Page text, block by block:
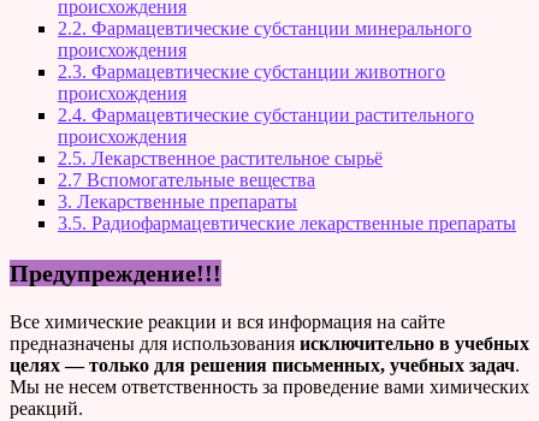
происхождения
2.2. Фармацевтические субстанции минерального
происхождения
2.3. Фармацевтические субстанции животного
происхождения
2.4. Фармацевтические субстанции растительного
происхождения
2.5. Лекарственное растительное сырьё
2.7 Вспомогательные вещества
3. Лекарственные препараты
3.5. Радиофармацевтические лекарственные препараты
Предупреждение!!!
Все химические реакции и вся информация на сайте
предназначены для использования исключительно в учебных
целях — только для решения письменных, учебных задач.
Мы не несем ответственность за проведение вами химических
реакций.